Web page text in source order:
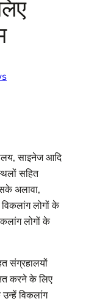
साइनेज आदि
सहित
अलावा,
लोगों के
लोगों के
संग्रहालयों
करने के लिए
उन्हें विकलांग